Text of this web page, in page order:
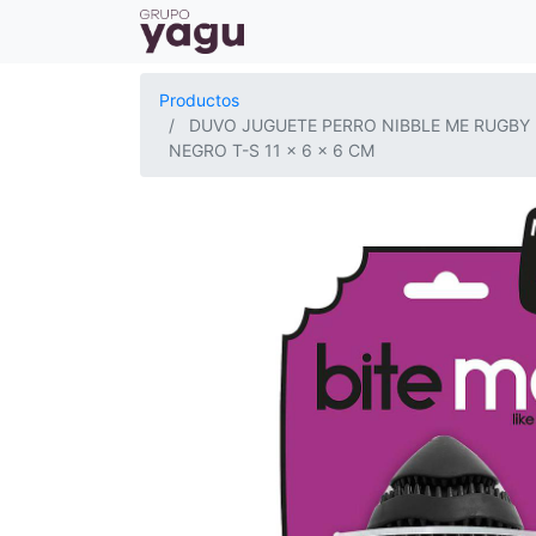
Productos
DUVO JUGUETE PERRO NIBBLE ME RUGBY
NEGRO T-S 11 x 6 x 6 CM